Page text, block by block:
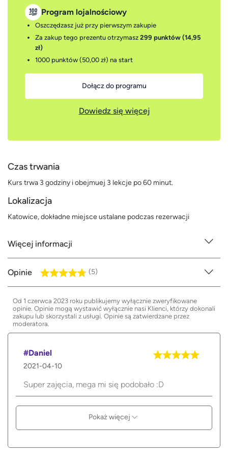
Program lojalnościowy
Oszczędzasz już przy pierwszym zakupie
Za zakup tego prezentu otrzymasz 299 punktów (14,95
zł)
1000 punktów (50,00 zł) na start
Dołącz do programu
Dowiedz się więcej
Czas trwania
Kurs trwa 3 godziny i obejmuej 3 lekcje po 60 minut.
Lokalizacja
Katowice, dokładne miejsce ustalane podczas rezerwacji
Więcej informacji
Opinie (5)
Od 1 czerwca 2023 roku publikujemy wyłącznie zweryfikowane
opinie. Opinie mogą wystawić wyłącznie nasi Klienci, którzy dokonali
zakupu lub skorzystali z usługi. Opinie są zatwierdzane przez
moderatora.
#Daniel
2021-04-10
Super zajęcia, mega mi się podobało :D
Pokaż więcej